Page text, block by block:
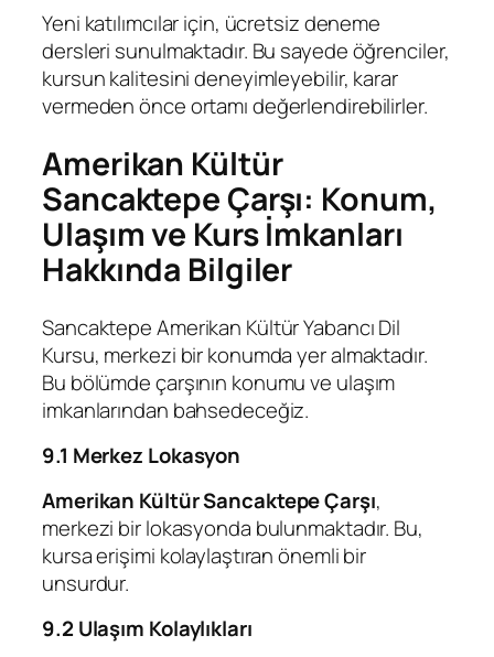
Yeni katılımcılar için, ücretsiz deneme
dersleri sunulmaktadır. Bu sayede öğrenciler,
kursun kalitesini deneyimleyebilir, karar
vermeden önce ortamı değerlendirebilirler.
Amerikan Kültür
Sancaktepe Çarşı: Konum,
Ulaşım ve Kurs İmkanları
Hakkında Bilgiler
Sancaktepe Amerikan Kültür Yabancı Dil
Kursu, merkezi bir konumda yer almaktadır.
Bu bölümde çarşının konumu ve ulaşım
imkanlarından bahsedeceğiz.
9.1 Merkez Lokasyon
Amerikan Kültür Sancaktepe Çarşı,
merkezi bir lokasyonda bulunmaktadır. Bu,
kursa erişimi kolaylaştıran önemli bir
unsurdur.
9.2 Ulaşım Kolaylıkları